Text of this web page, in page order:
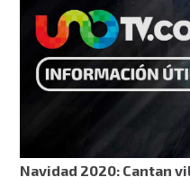
Navidad 2020: Cantan